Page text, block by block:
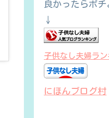
良かったらポ
↓
子供なし夫婦ラン
にほんブログ村